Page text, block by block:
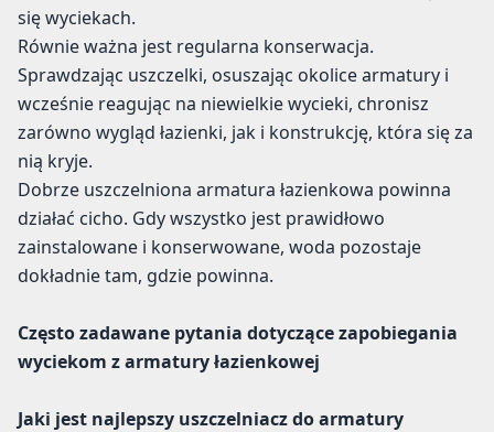
się wyciekach.
Równie ważna jest regularna konserwacja.
Sprawdzając uszczelki, osuszając okolice armatury i
wcześnie reagując na niewielkie wycieki, chronisz
zarówno wygląd łazienki, jak i konstrukcję, która się za
nią kryje.
Dobrze uszczelniona armatura łazienkowa powinna
działać cicho. Gdy wszystko jest prawidłowo
zainstalowane i konserwowane, woda pozostaje
dokładnie tam, gdzie powinna.
Często zadawane pytania dotyczące zapobiegania
wyciekom z armatury łazienkowej
Jaki jest najlepszy uszczelniacz do armatury